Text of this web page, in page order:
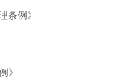
条例》
》